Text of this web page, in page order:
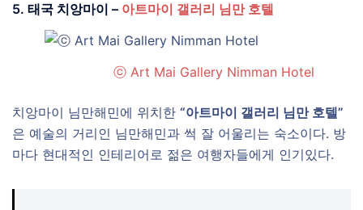
5. 태국 치앙마이 – 아트마이 갤러리 님만 호텔
ⓒ Art Mai Gallery Nimman Hotel
치앙마이 님만해민에 위치한 “아트마이 갤러리 님만 호텔”
은 예술의 거리인 님만해민과 썩 잘 어울리는 숙소이다. 방
마다 현대적인 인테리어로 젊은 여행자들에게 인기있다.